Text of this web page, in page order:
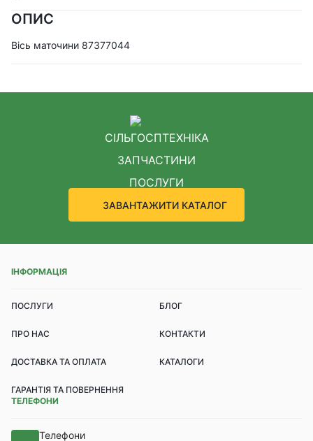
ОПИС
Вісь маточини 87377044
СІЛЬГОСПТЕХНІКА
ЗАПЧАСТИНИ
ПОСЛУГИ
ЗАВАНТАЖИТИ КАТАЛОГ
ІНФОРМАЦІЯ
ПОСЛУГИ БЛОГ
ПРО НАС КОНТАКТИ
ДОСТАВКА ТА ОПЛАТА КАТАЛОГИ
ГАРАНТІЯ ТА ПОВЕРНЕННЯ
ТЕЛЕФОНИ
Телефони